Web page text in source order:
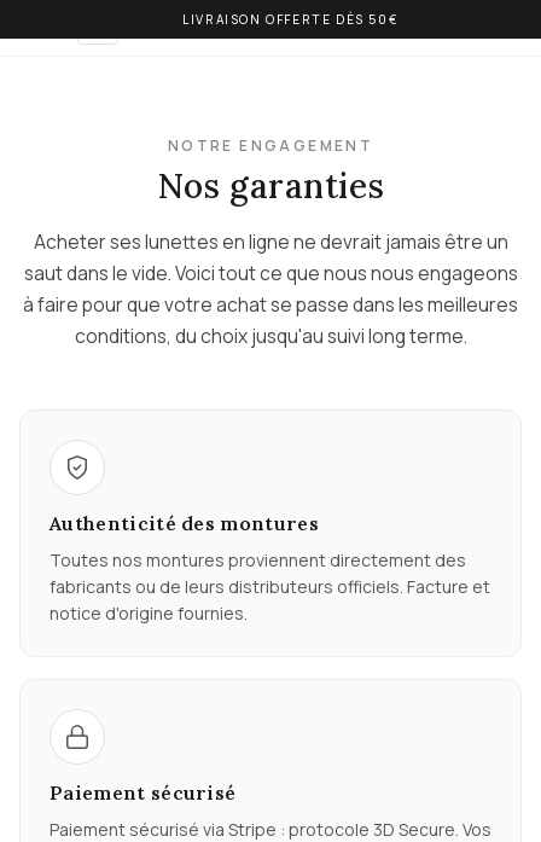
LIVRAISON OFFERTE DÈS 50€
OLIVIA BALM
NOTRE ENGAGEMENT
Nos garanties
Acheter ses lunettes en ligne ne devrait jamais être un
saut dans le vide. Voici tout ce que nous nous engageons
à faire pour que votre achat se passe dans les meilleures
conditions, du choix jusqu'au suivi long terme.
Authenticité des montures
Toutes nos montures proviennent directement des
fabricants ou de leurs distributeurs officiels. Facture et
notice d'origine fournies.
Paiement sécurisé
Paiement sécurisé via Stripe : protocole 3D Secure. Vos